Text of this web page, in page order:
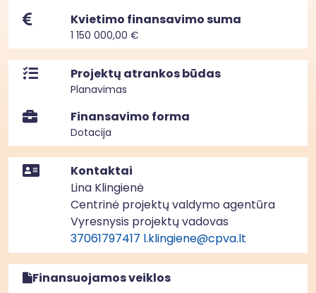
Kvietimo finansavimo suma
1 150 000,00 €
Projektų atrankos būdas
Planavimas
Finansavimo forma
Dotacija
Kontaktai
Lina Klingienė
Centrinė projektų valdymo agentūra
Vyresnysis projektų vadovas
37061797417 l.klingiene@cpva.lt
Finansuojamos veiklos